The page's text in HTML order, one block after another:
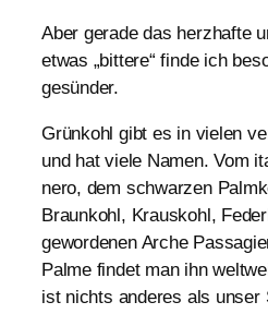
Aber gerade das herzhafte
etwas „bittere“ finde ich
gesünder.
Grünkohl gibt es in vielen
und hat viele Namen. Vom
nero, dem schwarzen
Braunkohl, Krauskohl,
gewordenen Arche
Palme findet man ihn
ist nichts anderes als unser